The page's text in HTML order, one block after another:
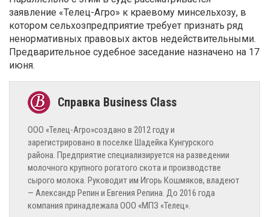
заявление «Телец-Агро» к краевому минсельхозу, в
котором сельхозпредприятие требует признать ряд
ненормативных правовых актов недействительными.
Предварительное судебное заседание назначено на 17
июня.
ООО «Телец-Агро»создано в 2012 году и
зарегистрировано в поселке Шадейка Кунгурского
района. Предприятие специализируется на разведении
молочного крупного рогатого скота и производстве
сырого молока. Руководит им Игорь Кошмяков, владеют
— Александр Репин и Евгения Репина. До 2016 года
компания принадлежала ООО «МПЗ «Телец».